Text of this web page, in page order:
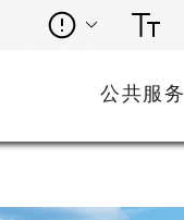
公共服务